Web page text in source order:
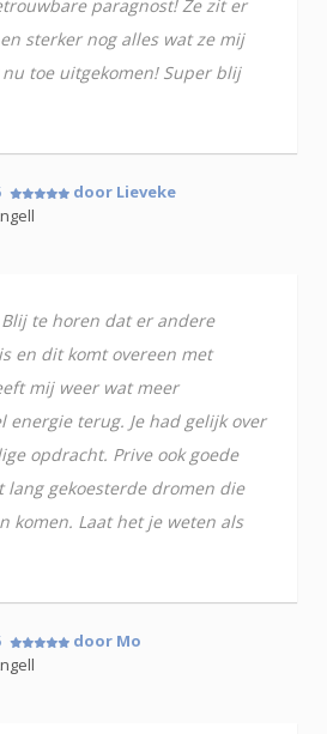
paragnost! Ze zit er
sterker nog alles wat ze mij
toe uitgekomen! Super blij
door Lieveke
te horen dat er andere
en dit komt overeen met
mij weer wat meer
energie terug. Je had gelijk over
opdracht. Prive ook goede
lang gekoesterde dromen die
komen. Laat het je weten als
door Mo